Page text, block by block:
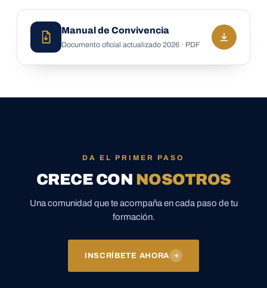
Manual de Convivencia
Documento oficial actualizado 2026 · PDF
DA EL PRIMER PASO
CRECE CON NOSOTROS
Una comunidad que te acompaña en cada paso de tu
formación.
INSCRÍBETE AHORA